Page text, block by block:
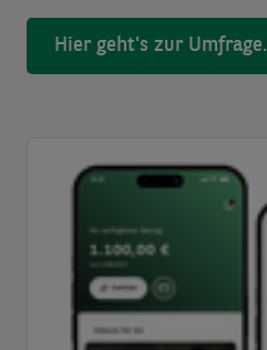
Hier geht's zur Umfrage.